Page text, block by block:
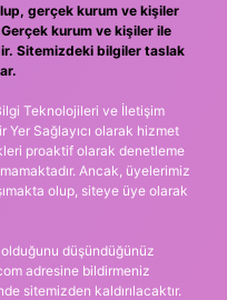
gerçek kurum ve kişiler
Gerçek kurum ve kişiler ile
Sitemizdeki bilgiler taslak
Teknolojileri ve İletişim
Yer Sağlayıcı olarak hizmet
proaktif olarak denetleme
Ancak, üyelerimiz
olup, siteye üye olarak
düşündüğünüz
adresine bildirmeniz
sitemizden kaldırılacaktır.